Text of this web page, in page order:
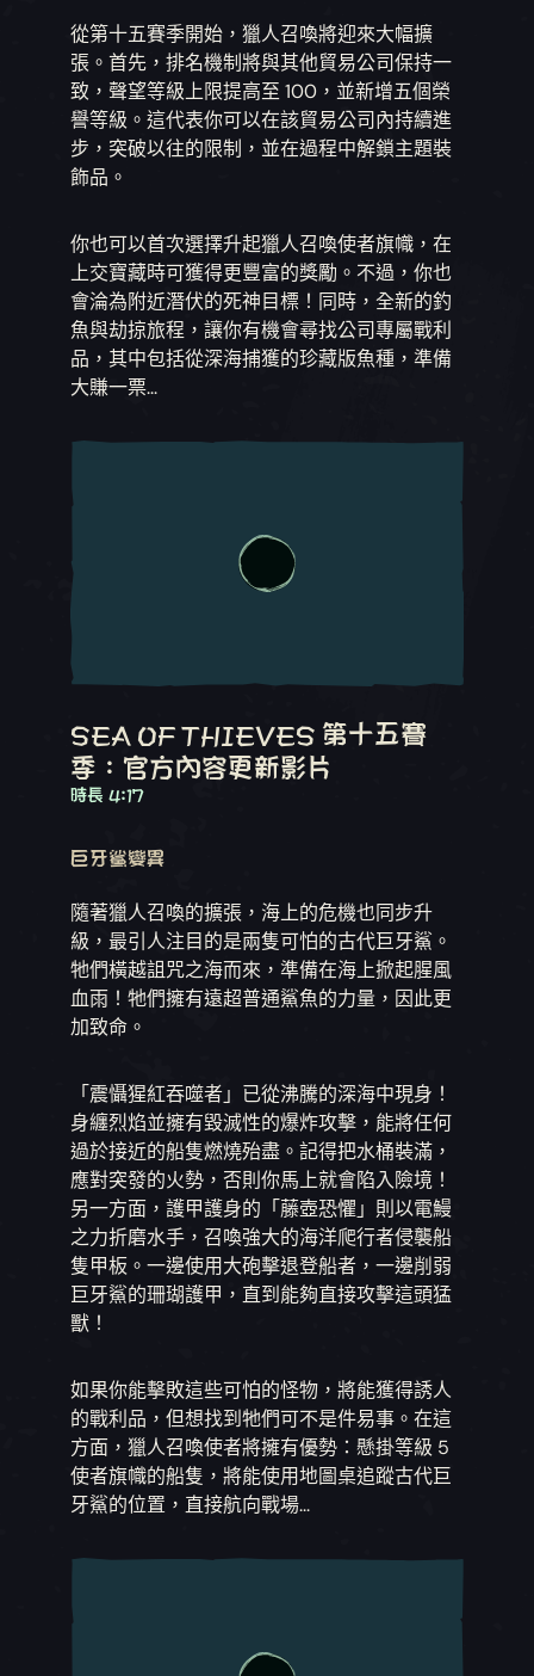
從第十五賽季開始，獵人召喚將迎來大幅擴
張。首先，排名機制將與其他貿易公司保持一
致，聲望等級上限提高至 100，並新增五個榮
譽等級。這代表你可以在該貿易公司內持續進
步，突破以往的限制，並在過程中解鎖主題裝
飾品。
你也可以首次選擇升起獵人召喚使者旗幟，在
上交寶藏時可獲得更豐富的獎勵。不過，你也
會淪為附近潛伏的死神目標！同時，全新的釣
魚與劫掠旅程，讓你有機會尋找公司專屬戰利
品，其中包括從深海捕獲的珍藏版魚種，準備
大賺一票...
SEA OF THIEVES 第十五賽
季：官方內容更新影片
時長 4:17
巨牙鯊變異
隨著獵人召喚的擴張，海上的危機也同步升
級，最引人注目的是兩隻可怕的古代巨牙鯊。
牠們橫越詛咒之海而來，準備在海上掀起腥風
血雨！牠們擁有遠超普通鯊魚的力量，因此更
加致命。
「震懾猩紅吞噬者」已從沸騰的深海中現身！
身纏烈焰並擁有毀滅性的爆炸攻擊，能將任何
過於接近的船隻燃燒殆盡。記得把水桶裝滿，
應對突發的火勢，否則你馬上就會陷入險境！
另一方面，護甲護身的「藤壺恐懼」則以電鰻
之力折磨水手，召喚強大的海洋爬行者侵襲船
隻甲板。一邊使用大砲擊退登船者，一邊削弱
巨牙鯊的珊瑚護甲，直到能夠直接攻擊這頭猛
獸！
如果你能擊敗這些可怕的怪物，將能獲得誘人
的戰利品，但想找到牠們可不是件易事。在這
方面，獵人召喚使者將擁有優勢：懸掛等級 5
使者旗幟的船隻，將能使用地圖桌追蹤古代巨
牙鯊的位置，直接航向戰場...